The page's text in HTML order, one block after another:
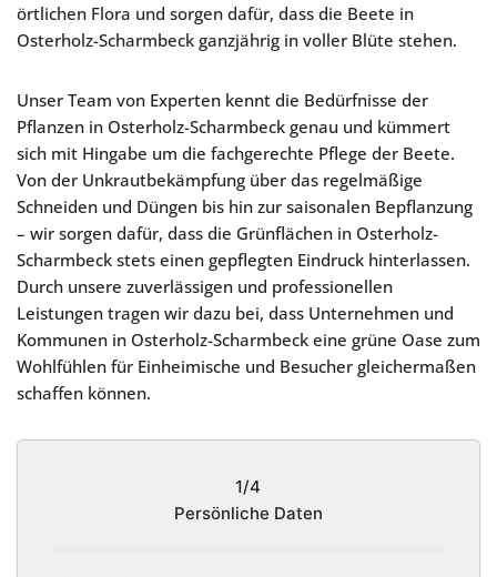
örtlichen Flora und sorgen dafür, dass die Beete in
Osterholz-Scharmbeck ganzjährig in voller Blüte stehen.
Unser Team von Experten kennt die Bedürfnisse der
Pflanzen in Osterholz-Scharmbeck genau und kümmert
sich mit Hingabe um die fachgerechte Pflege der Beete.
Von der Unkrautbekämpfung über das regelmäßige
Schneiden und Düngen bis hin zur saisonalen Bepflanzung
– wir sorgen dafür, dass die Grünflächen in Osterholz-
Scharmbeck stets einen gepflegten Eindruck hinterlassen.
Durch unsere zuverlässigen und professionellen
Leistungen tragen wir dazu bei, dass Unternehmen und
Kommunen in Osterholz-Scharmbeck eine grüne Oase zum
Wohlfühlen für Einheimische und Besucher gleichermaßen
schaffen können.
1/4
Persönliche Daten